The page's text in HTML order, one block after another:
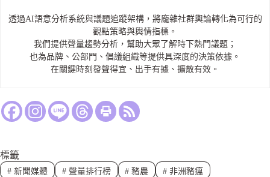
透過AI語意分析系統與議題追蹤架構，將龐雜社群輿論轉化為可行的
觀點策略與輿情指標。
我們提供聲量趨勢分析，幫助大眾了解時下熱門議題；
也為品牌、公部門、倡議組織等提供具深度的決策依據。
在關鍵時刻發聲得宜、出手有據、擴散有效。
標籤
#新聞媒體 #聲量排行榜 # 豬農 # 非洲豬瘟